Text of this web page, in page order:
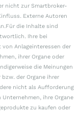
nicht zur Smartbroker-
Externe Autoren
die Inhalte sind
Ihre bei
Anlageinteressen der
ihrer Organe oder
die Meinungen
der Organe ihrer
nicht als Aufforderung
ihre Organe
zu kaufen oder